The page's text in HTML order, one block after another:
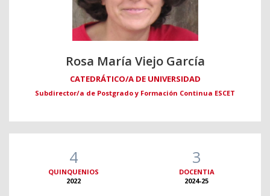
Rosa María Viejo García
CATEDRÁTICO/A DE UNIVERSIDAD
Subdirector/a de Postgrado y Formación Continua ESCET
4
QUINQUENIOS
2022
3
DOCENTIA
2024-25